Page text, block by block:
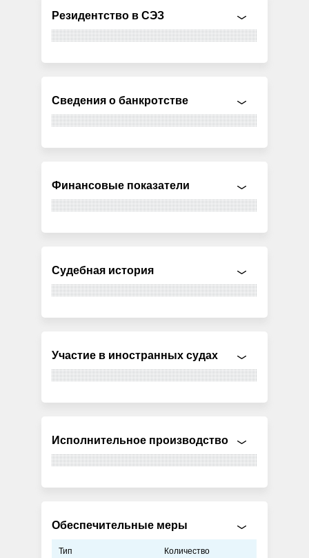
Резидентство в СЭЗ
Сведения о банкротстве
Финансовые показатели
Судебная история
Участие в иностранных судах
Исполнительное производство
Обеспечительные меры
Тип Количество